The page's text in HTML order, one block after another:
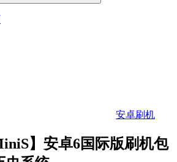
安卓刷机
】安卓6国际版刷机包